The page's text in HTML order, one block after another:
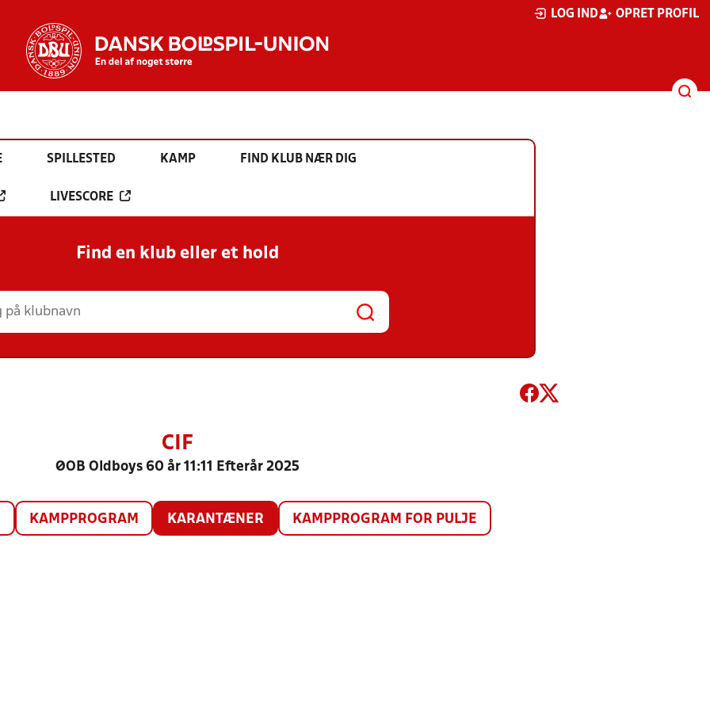
LOG IND OPRET PROFIL
SPILLESTED KAMP FIND KLUB NÆR DIG
LIVESCORE
Find en klub eller et hold
CIF
ØOB Oldboys 60 år 11:11 Efterår 2025
KAMPPROGRAM KARANTÆNER KAMPPROGRAM FOR PULJE